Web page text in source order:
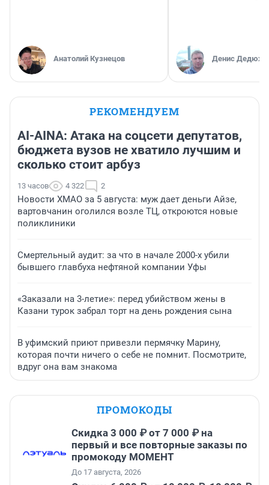
Анатолий Кузнецов Денис
РЕКОМЕНДУЕМ
AI-AINA: Атака на соцсети депутатов,
бюджета вузов не хватило лучшим и
сколько стоит арбуз
13 часов 4 322 2
Новости ХМАО за 5 августа: муж дает деньги Айзе,
вартовчанин оголился возле ТЦ, откроются новые
поликлиники
Смертельный аудит: за что в начале 2000-х убили
бывшего главбуха нефтяной компании Уфы
«Заказали на 3-летие»: перед убийством жены в
Казани турок забрал торт на день рождения сына
В уфимский приют привезли пермячку Марину,
которая почти ничего о себе не помнит. Посмотрите,
вдруг она вам знакома
ПРОМОКОДЫ
Скидка 3 000 ₽ от 7 000 ₽ на
первый и все повторные заказы по
промокоду МОМЕНТ
До 17 августа, 2026